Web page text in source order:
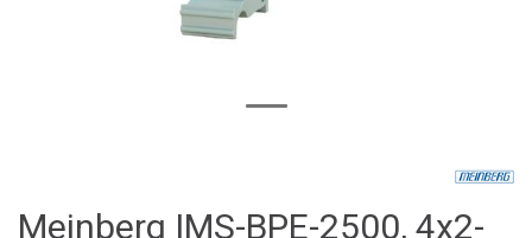
Meinberg IMS-BPE-2500, 4x2-